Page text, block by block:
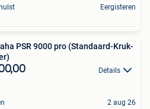
Eergisteren
PSR 9000 pro (Standaard-Kruk-
Details
2 aug 26